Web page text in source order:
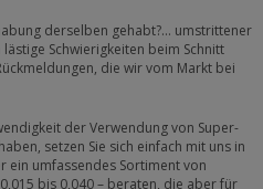
derselben gehabt?… umstrittener
Schwierigkeiten beim Schnitt
die wir vom Markt bei
der Verwendung von Super-
setzen Sie sich einfach mit uns in
ein umfassendes Sortiment von
bis 0,040 – beraten, die aber für